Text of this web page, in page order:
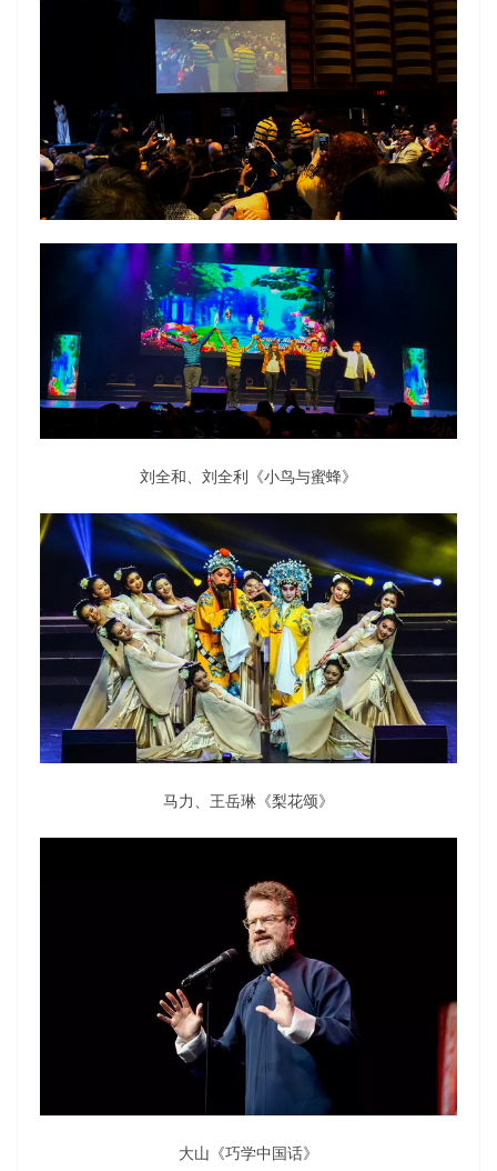
刘全和、刘全利《小鸟与蜜蜂》
马力、王岳琳《梨花颂》
大山《巧学中国话》